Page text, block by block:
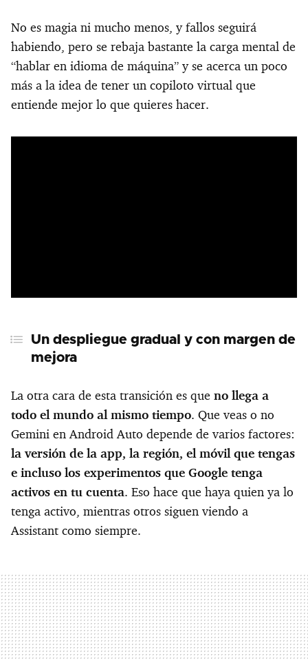
No es magia ni mucho menos, y fallos seguirá
habiendo, pero se rebaja bastante la carga mental de
“hablar en idioma de máquina” y se acerca un poco
más a la idea de tener un copiloto virtual que
entiende mejor lo que quieres hacer.
Un despliegue gradual y con margen de
mejora
La otra cara de esta transición es que no llega a
todo el mundo al mismo tiempo. Que veas o no
Gemini en Android Auto depende de varios factores:
la versión de la app, la región, el móvil que tengas
e incluso los experimentos que Google tenga
activos en tu cuenta. Eso hace que haya quien ya lo
tenga activo, mientras otros siguen viendo a
Assistant como siempre.